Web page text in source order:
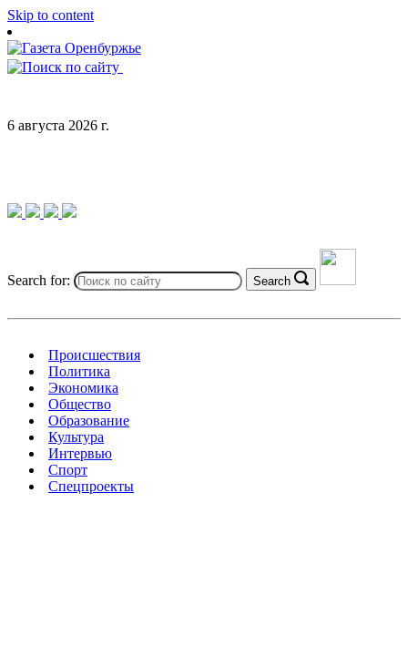
Skip to content
6 августа 2026 г.
Search for: Search
Происшествия
Политика
Экономика
Общество
Образование
Культура
Интервью
Спорт
Спецпроекты